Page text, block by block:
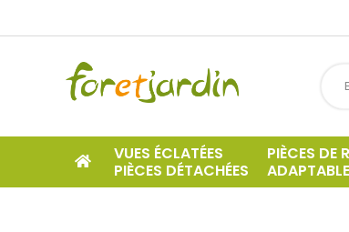
VUES ÉCLATÉES
PIÈCES DÉTACHÉES
PIÈCES DE